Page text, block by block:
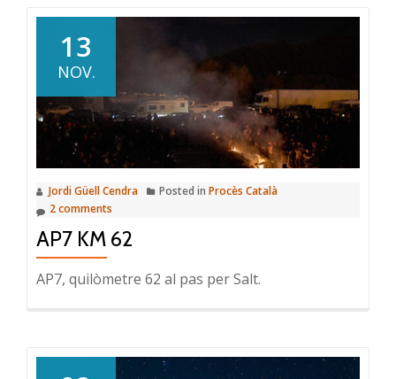
13
NOV.
Jordi Güell Cendra Posted in Procès Català
2 comments
AP7 KM 62
AP7, quilòmetre 62 al pas per Salt.